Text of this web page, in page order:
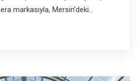
markasıyla, Mersin’deki…